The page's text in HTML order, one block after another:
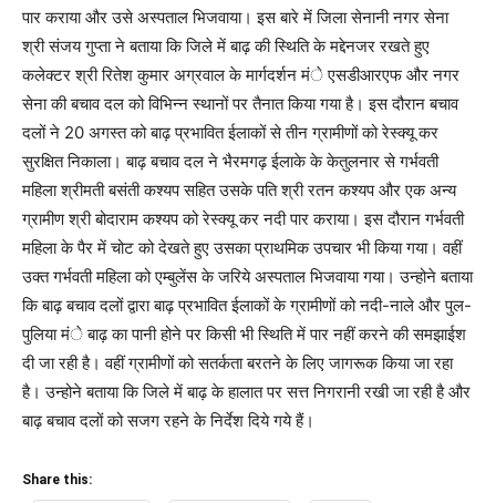
पार कराया और उसे अस्पताल भिजवाया। इस बारे में जिला सेनानी नगर सेना
श्री संजय गुप्ता ने बताया कि जिले में बाढ़ की स्थिति के मद्देनजर रखते हुए
कलेक्टर श्री रितेश कुमार अग्रवाल के मार्गदर्शन मंे एसडीआरएफ और नगर
सेना की बचाव दल को विभिन्न स्थानों पर तैनात किया गया है। इस दौरान बचाव
दलों ने 20 अगस्त को बाढ़ प्रभावित ईलाकों से तीन ग्रामीणों को रेस्क्यू कर
सुरक्षित निकाला। बाढ़ बचाव दल ने भैरमगढ़ ईलाके के केतुलनार से गर्भवती
महिला श्रीमती बसंती कश्यप सहित उसके पति श्री रतन कश्यप और एक अन्य
ग्रामीण श्री बोदाराम कश्यप को रेस्क्यू कर नदी पार कराया। इस दौरान गर्भवती
महिला के पैर में चोट को देखते हुए उसका प्राथमिक उपचार भी किया गया। वहीं
उक्त गर्भवती महिला को एम्बुलेंस के जरिये अस्पताल भिजवाया गया। उन्होने बताया
कि बाढ़ बचाव दलों द्वारा बाढ़ प्रभावित ईलाकों के ग्रामीणों को नदी-नाले और पुल-
पुलिया मंे बाढ़ का पानी होने पर किसी भी स्थिति में पार नहीं करने की समझाईश
दी जा रही है। वहीं ग्रामीणों को सतर्कता बरतने के लिए जागरूक किया जा रहा
है। उन्होने बताया कि जिले में बाढ़ के हालात पर सत्त निगरानी रखी जा रही है और
बाढ़ बचाव दलों को सजग रहने के निर्देश दिये गये हैं।
Share this: